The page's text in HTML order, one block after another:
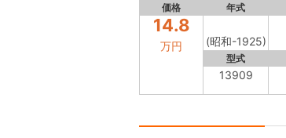
価格 年式
14.8
万円 (昭和-1925)
型式
13909